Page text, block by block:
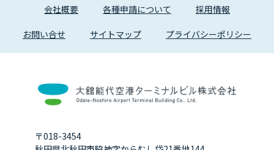
会社概要 各種申請について 採用情報
お問い合せ サイトマップ プライバシーポリシー
〒018-3454